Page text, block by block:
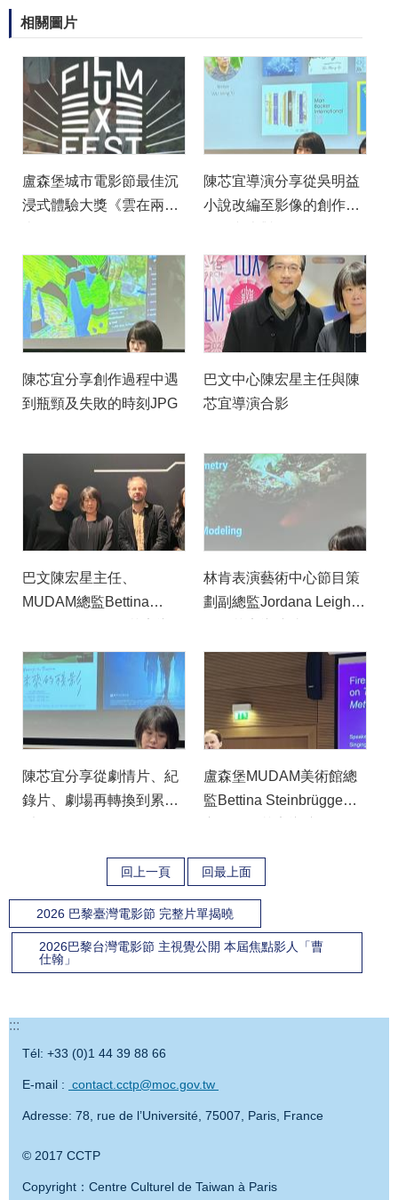
相關圖片
盧森堡城市電影節最佳沉
浸式體驗大獎《雲在兩千
陳芯宜導演分享從吳明益
小說改編至影像的創作過
陳芯宜分享創作過程中遇
到瓶頸及失敗的時刻JPG
巴文中心陳宏星主任與陳
芯宜導演合影
巴文陳宏星主任、
MUDAM總監Bettina
演、MuDAM資深策展人
Christophe Gallois、「雲
在兩千米」巡演經理郭旻
林肯表演藝術中心節目策
劃副總監Jordana Leigh詢
程中嘗試的新技術及遇到
陳芯宜分享從劇情片、紀
錄片、劇場再轉換到累積
盧森堡MUDAM美術館總
監Bettina Steinbrügge引
回上一頁 回最上面
2026 巴黎臺灣電影節 完整片單揭曉
2026巴黎台灣電影節 主視覺公開 本屆焦點影人「曹
仕翰」
:::
Tél: +33 (0)1 44 39 88 66
E-mail : contact.cctp@moc.gov.tw
Adresse: 78, rue de l’Université, 75007, Paris, France
© 2017 CCTP
Copyright：Centre Culturel de Taiwan à Paris